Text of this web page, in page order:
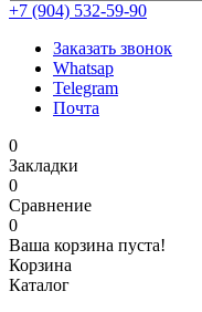
+7 (904) 532-59-90
Заказать звонок
Whatsap
Telegram
Почта
0
Закладки
0
Сравнение
0
Ваша корзина пуста!
Корзина
Каталог